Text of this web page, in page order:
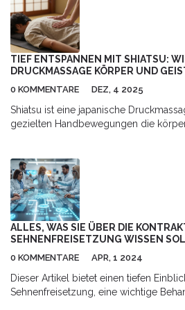
TIEF ENTSPANNEN MIT SHIATSU:
DRUCKMASSAGE KÖRPER UND
0 KOMMENTARE DEZ, 4 2025
Shiatsu ist eine japanische
gezielten Handbewegungen die
Körper und Geist beruhigt.
ALLES, WAS SIE ÜBER DIE
SEHNENFREISETZUNG WISSEN
0 KOMMENTARE APR, 1 2024
Dieser Artikel bietet einen tiefen
Sehnenfreisetzung, eine wichtige